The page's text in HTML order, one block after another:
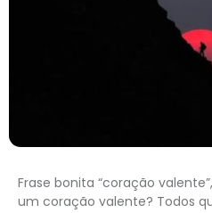
Frase bonita “coração
um coração valente? Todos